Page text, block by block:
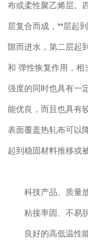
布或柔性聚乙烯层。
层复合而成，**层起
隙而进水，第二层起
和 弹性恢复作用，相
强度的同时也具有一
能优良，而且也具有
表面覆盖热轧布可以
起到稳固材料推移或
科技产品、质量
粘接率固、不易
良好的高低温性